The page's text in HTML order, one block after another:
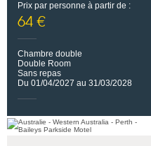
Prix par personne à partir de :
64 €
Chambre double
Double Room
Sans repas
Du 01/04/2027 au 31/03/2028